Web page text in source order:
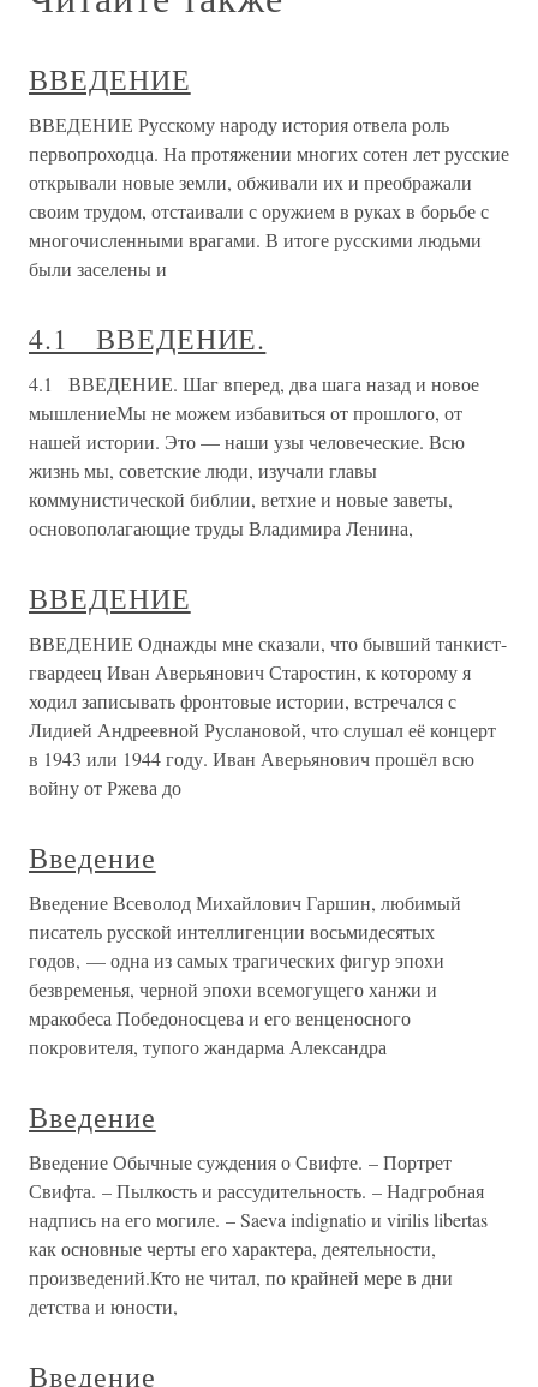
ВВЕДЕНИЕ
ВВЕДЕНИЕ Русскому народу история отвела роль
первопроходца. На протяжении многих сотен лет русские
открывали новые земли, обживали их и преображали
своим трудом, отстаивали с оружием в руках в борьбе с
многочисленными врагами. В итоге русскими людьми
были заселены и
4.1 ВВЕДЕНИЕ.
4.1 ВВЕДЕНИЕ. Шаг вперед, два шага назад и новое
мышлениеМы не можем избавиться от прошлого, от
нашей истории. Это — наши узы человеческие. Всю
жизнь мы, советские люди, изучали главы
коммунистической библии, ветхие и новые заветы,
основополагающие труды Владимира Ленина,
ВВЕДЕНИЕ
ВВЕДЕНИЕ Однажды мне сказали, что бывший танкист-
гвардеец Иван Аверьянович Старостин, к которому я
ходил записывать фронтовые истории, встречался с
Лидией Андреевной Руслановой, что слушал её концерт
в 1943 или 1944 году. Иван Аверьянович прошёл всю
войну от Ржева до
Введение
Введение Всеволод Михайлович Гаршин, любимый
писатель русской интеллигенции восьмидесятых
годов, — одна из самых трагических фигур эпохи
безвременья, черной эпохи всемогущего ханжи и
мракобеса Победоносцева и его венценосного
покровителя, тупого жандарма Александра
Введение
Введение Обычные суждения о Свифте. – Портрет
Свифта. – Пылкость и рассудительность. – Надгробная
надпись на его могиле. – Saeva indignatio и virilis libertas
как основные черты его характера, деятельности,
произведений.Кто не читал, по крайней мере в дни
детства и юности,
Введение